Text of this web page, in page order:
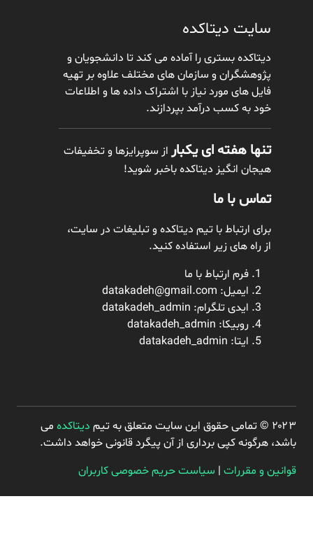
سایت دیتاکده
دیتاکده بستری را آماده می کند تا دانشجویان و
پژوهشگران و سازمان های مختلف علاوه بر تهیه
فایل های مورد نیاز با اشتراک داده ها و اطلاعات
خود به کسب درآمد بپردازند.
تنها هفته ای یکباراز سوپرایزها و تخفیفات
هیجان انگیز دیتاکده باخبر شوید!
تماس با ما
برای ارتباط با تیم دیتاکده و تبلیغات در سایت،
از راه های زیر استفاده کنید.
فرم ارتباط با ما
ایمیل: datakadeh@gmail.com
ایدی تلگرام:datakadeh_admin
روبیکا: datakadeh_admin
ایتا: datakadeh_admin
۲۰۲۳ © تمامی حقوق این سایت متعلق به تیم دیتاکدهمی
باشد، هرگونه کپی برداری از آن پیگرد قانونی خواهد داشت.
قوانین و مقررات| سیاست حریم خصوصی کاربران